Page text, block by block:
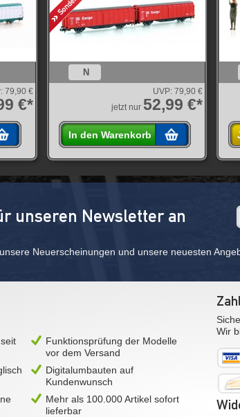
79,90 €
€*
N
UVP: 79,90 €
jetzt nur 52,99 €*
In den Warenkorb
unseren Newsletter an
Neuerscheinungen und unsere neuesten
Funktionsprüfung der Modelle
vor dem Versand
Digitalumbauten auf
Kundenwunsch
Mehr als 100.000 Artikel sofort
lieferbar
Wir